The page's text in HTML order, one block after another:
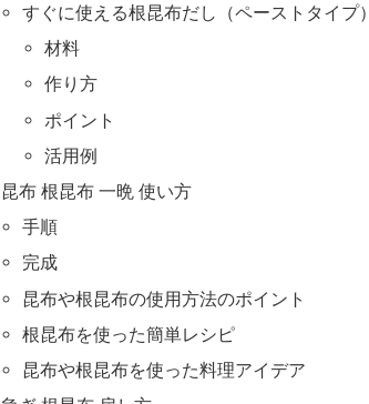
すぐに使える根昆布だし（ペーストタイプ）
材料
作り方
ポイント
活用例
昆布 根昆布 一晩 使い方
手順
完成
昆布や根昆布の使用方法のポイント
根昆布を使った簡単レシピ
昆布や根昆布を使った料理アイデア